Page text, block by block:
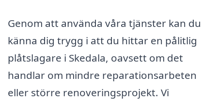
Genom att använda våra tjänster kan du
känna dig trygg i att du hittar en pålitlig
plåtslagare i Skedala, oavsett om det
handlar om mindre reparationsarbeten
eller större renoveringsprojekt. Vi